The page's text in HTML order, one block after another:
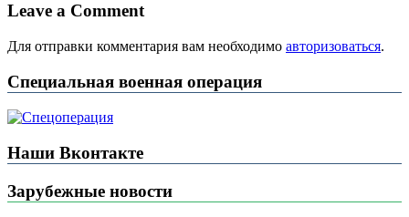
Leave a Comment
Для отправки комментария вам необходимо авторизоваться.
Специальная военная операция
Наши Вконтакте
Зарубежные новости